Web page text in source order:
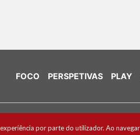
FOCO PERSPETIVAS PLAY
por parte do utilizador. Ao